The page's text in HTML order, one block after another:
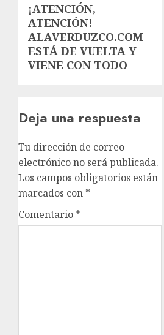
Siguiente
entrada:
¡ATENCIÓN,
ATENCIÓN!
ALAVERDUZCO.COM
ESTÁ DE VUELTA Y
VIENE CON TODO
Deja una respuesta
Tu dirección de correo
electrónico no será publicada.
Los campos obligatorios están
marcados con *
Comentario *